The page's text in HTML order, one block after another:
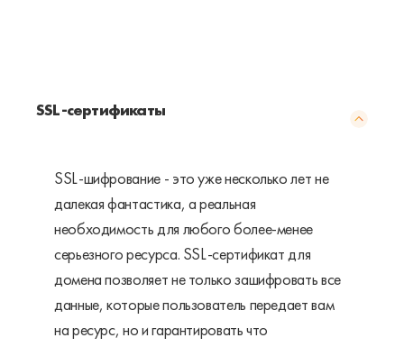
SSL-сертификаты
SSL-шифрование - это уже несколько лет не
далекая фантастика, а реальная
необходимость для любого более-менее
серьезного ресурса. SSL-сертификат для
домена позволяет не только зашифровать все
данные, которые пользователь передает вам
на ресурс, но и гарантировать что